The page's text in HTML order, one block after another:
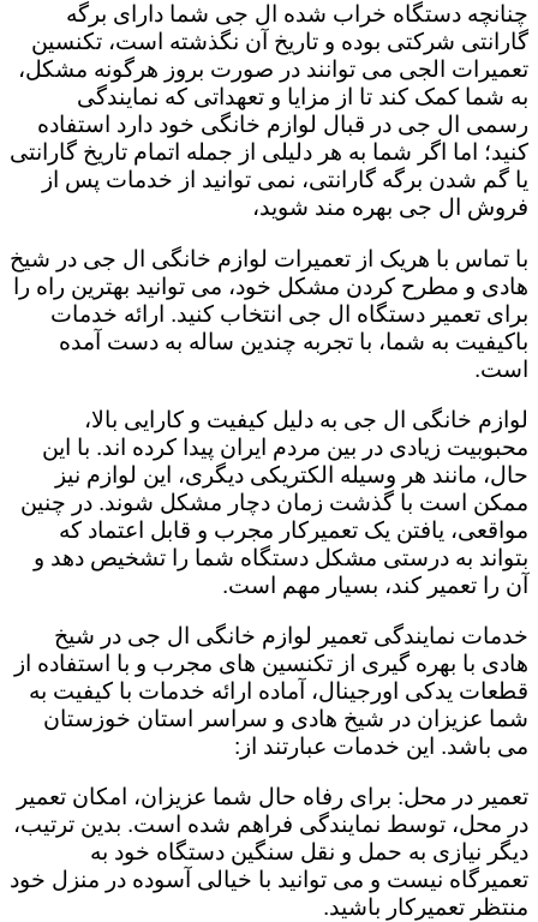
چنانچه دستگاه خراب شده ال جی شما دارای برگه
گارانتی شرکتی بوده و تاریخ آن نگذشته است، تکنسین
تعمیرات الجی می توانند در صورت بروز هرگونه مشکل،
به شما کمک کند تا از مزایا و تعهداتی که نمایندگی
رسمی ال جی در قبال لوازم خانگی خود دارد استفاده
کنید؛ اما اگر شما به هر دلیلی از جمله اتمام تاریخ گارانتی
یا گم شدن برگه گارانتی، نمی توانید از خدمات پس از
فروش ال جی بهره مند شوید،
با تماس با هریک از تعمیرات لوازم خانگی ال جی در شیخ
هادی و مطرح کردن مشکل خود، می توانید بهترین راه را
برای تعمیر دستگاه ال جی انتخاب کنید. ارائه خدمات
باکیفیت به شما، با تجربه چندین ساله به دست آمده
است.
لوازم خانگی ال جی به دلیل کیفیت و کارایی بالا،
محبوبیت زیادی در بین مردم ایران پیدا کرده اند. با این
حال، مانند هر وسیله الکتریکی دیگری، این لوازم نیز
ممکن است با گذشت زمان دچار مشکل شوند. در چنین
مواقعی، یافتن یک تعمیرکار مجرب و قابل اعتماد که
بتواند به درستی مشکل دستگاه شما را تشخیص دهد و
آن را تعمیر کند، بسیار مهم است.
خدمات نمایندگی تعمیر لوازم خانگی ال جی در شیخ
هادی با بهره گیری از تکنسین های مجرب و با استفاده از
قطعات یدکی اورجینال، آماده ارائه خدمات با کیفیت به
شما عزیزان در شیخ هادی و سراسر استان خوزستان
می باشد. این خدمات عبارتند از:
تعمیر در محل: برای رفاه حال شما عزیزان، امکان تعمیر
در محل، توسط نمایندگی فراهم شده است. بدین ترتیب،
دیگر نیازی به حمل و نقل سنگین دستگاه خود به
تعمیرگاه نیست و می توانید با خیالی آسوده در منزل خود
منتظر تعمیرکار باشید.